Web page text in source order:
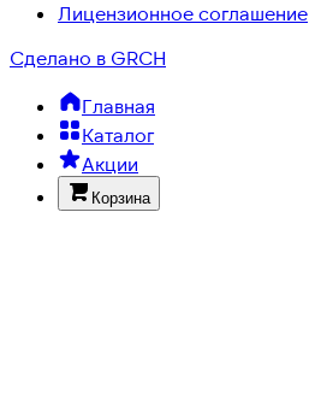
Лицензионное соглашение
Сделано в GRCH
Главная
Каталог
Акции
Корзина